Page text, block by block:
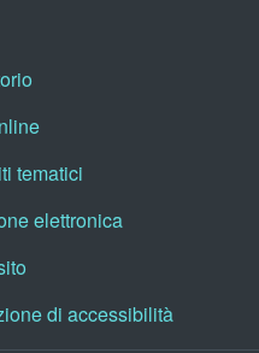
tematici
elettronica
di accessibilità